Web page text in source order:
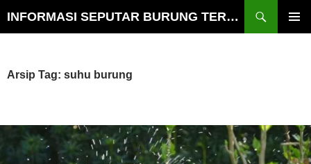
INFORMASI SEPUTAR BURUNG TERLENGKAP
Arsip Tag: suhu burung